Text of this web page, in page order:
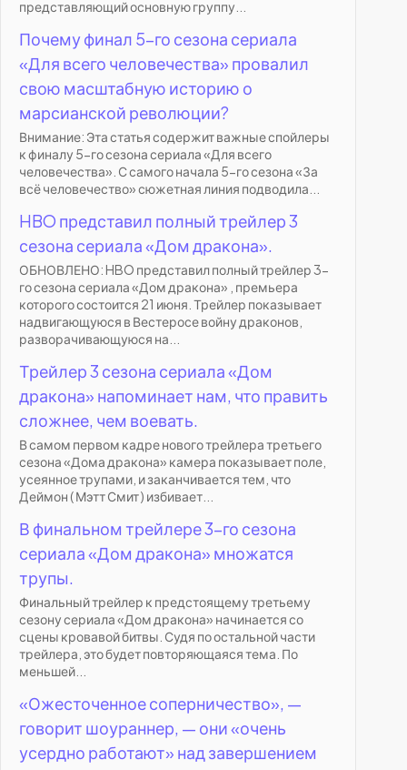
представляющий основную группу...
Почему финал 5-го сезона сериала
«Для всего человечества» провалил
свою масштабную историю о
марсианской революции?
Внимание: Эта статья содержит важные спойлеры
к финалу 5-го сезона сериала «Для всего
человечества». С самого начала 5-го сезона «За
всё человечество» сюжетная линия подводила...
HBO представил полный трейлер 3
сезона сериала «Дом дракона».
ОБНОВЛЕНО: HBO представил полный трейлер 3-
го сезона сериала «Дом дракона» , премьера
которого состоится 21 июня. Трейлер показывает
надвигающуюся в Вестеросе войну драконов,
разворачивающуюся на...
Трейлер 3 сезона сериала «Дом
дракона» напоминает нам, что править
сложнее, чем воевать.
В самом первом кадре нового трейлера третьего
сезона «Дома дракона» камера показывает поле,
усеянное трупами, и заканчивается тем, что
Деймон ( Мэтт Смит ) избивает...
В финальном трейлере 3-го сезона
сериала «Дом дракона» множатся
трупы.
Финальный трейлер к предстоящему третьему
сезону сериала «Дом дракона» начинается со
сцены кровавой битвы. Судя по остальной части
трейлера, это будет повторяющаяся тема. По
меньшей...
«Ожесточенное соперничество», —
говорит шоураннер, — они «очень
усердно работают» над завершением